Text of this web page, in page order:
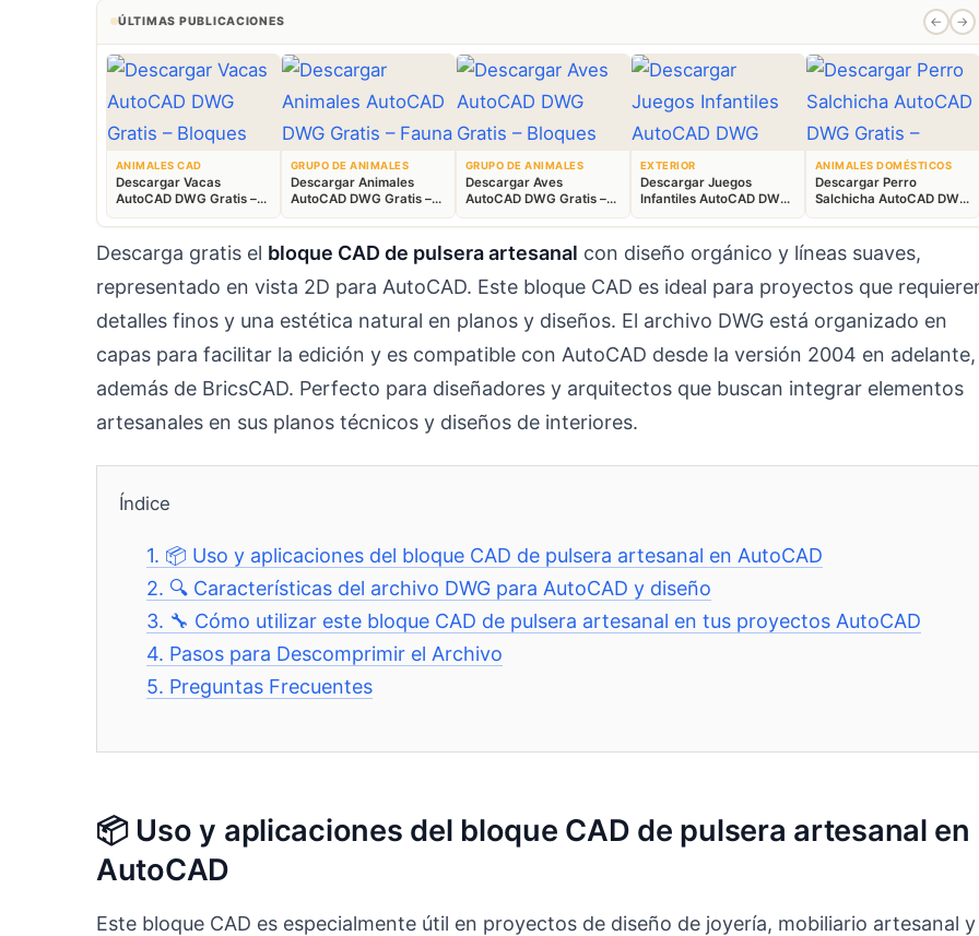
ÚLTIMAS PUBLICACIONES ← →
ANIMALES CAD
Descargar Vacas
AutoCAD DWG Gratis –
Bloques Ganaderos 2D
GRUPO DE ANIMALES
Descargar Animales
AutoCAD DWG Gratis –
Fauna 2D CAD
GRUPO DE ANIMALES
Descargar Aves
AutoCAD DWG Gratis –
Bloques Animales 2D
EXTERIOR
Descargar Juegos
Infantiles AutoCAD DWG
Gratis – Parque 2D
ANIMALES DOMÉSTICOS
Descargar Perro
Salchicha AutoCAD DWG
Gratis – Bloque 2D
Descarga gratis el bloque CAD de pulsera artesanal con diseño orgánico y líneas suaves,
representado en vista 2D para AutoCAD. Este bloque CAD es ideal para proyectos que
detalles finos y una estética natural en planos y diseños. El archivo DWG está organizado en
capas para facilitar la edición y es compatible con AutoCAD desde la versión 2004 en adelante,
además de BricsCAD. Perfecto para diseñadores y arquitectos que buscan integrar elementos
artesanales en sus planos técnicos y diseños de interiores.
Índice
1. 📦 Uso y aplicaciones del bloque CAD de pulsera artesanal en AutoCAD
2. 🔍 Características del archivo DWG para AutoCAD y diseño
3. 🔧 Cómo utilizar este bloque CAD de pulsera artesanal en tus proyectos AutoCAD
4. Pasos para Descomprimir el Archivo
5. Preguntas Frecuentes
📦 Uso y aplicaciones del bloque CAD de pulsera artesanal en
AutoCAD
Este bloque CAD es especialmente útil en proyectos de diseño de joyería, mobiliario artesanal y